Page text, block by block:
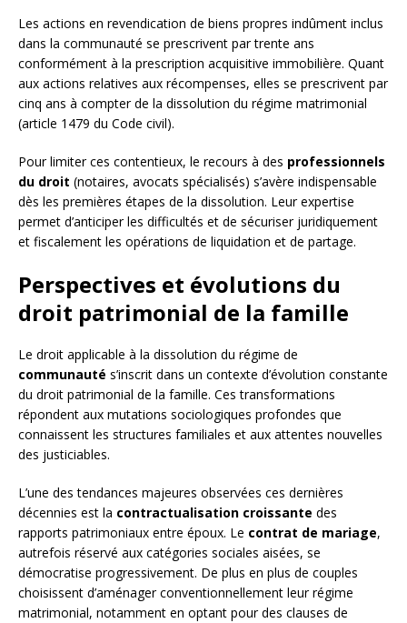
Les actions en revendication de biens propres indûment inclus
dans la communauté se prescrivent par trente ans
conformément à la prescription acquisitive immobilière. Quant
aux actions relatives aux récompenses, elles se prescrivent par
cinq ans à compter de la dissolution du régime matrimonial
(article 1479 du Code civil).
Pour limiter ces contentieux, le recours à des professionnels
du droit (notaires, avocats spécialisés) s’avère indispensable
dès les premières étapes de la dissolution. Leur expertise
permet d’anticiper les difficultés et de sécuriser juridiquement
et fiscalement les opérations de liquidation et de partage.
Perspectives et évolutions du
droit patrimonial de la famille
Le droit applicable à la dissolution du régime de
communauté s’inscrit dans un contexte d’évolution constante
du droit patrimonial de la famille. Ces transformations
répondent aux mutations sociologiques profondes que
connaissent les structures familiales et aux attentes nouvelles
des justiciables.
L’une des tendances majeures observées ces dernières
décennies est la contractualisation croissante des
rapports patrimoniaux entre époux. Le contrat de mariage,
autrefois réservé aux catégories sociales aisées, se
démocratise progressivement. De plus en plus de couples
choisissent d’aménager conventionnellement leur régime
matrimonial, notamment en optant pour des clauses de